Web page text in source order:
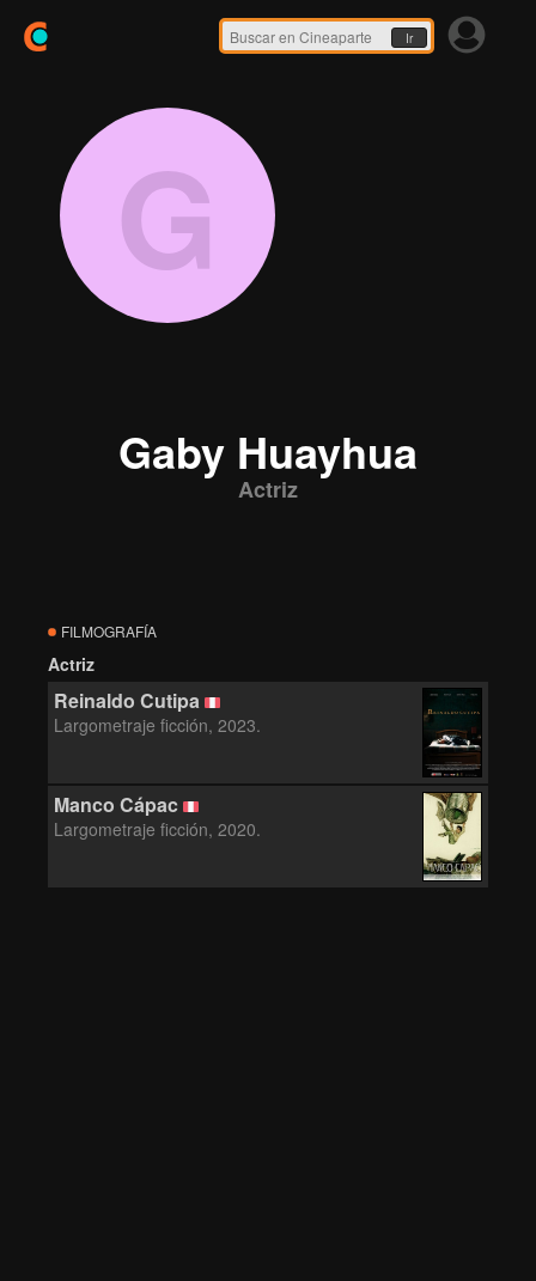
Ir
G
Gaby Huayhua
Actriz
FILMOGRAFÍA
Actriz
Reinaldo Cutipa
Largometraje ficción, 2023.
Manco Cápac
Largometraje ficción, 2020.